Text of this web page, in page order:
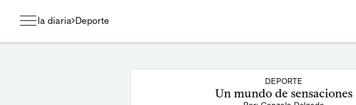
la diaria Deporte
DEPORTE
Un mundo de sensaciones